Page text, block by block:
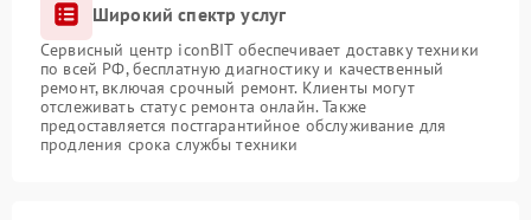
Широкий спектр услуг
Сервисный центр iconBIT обеспечивает доставку техники
по всей РФ, бесплатную диагностику и качественный
ремонт, включая срочный ремонт. Клиенты могут
отслеживать статус ремонта онлайн. Также
предоставляется постгарантийное обслуживание для
продления срока службы техники